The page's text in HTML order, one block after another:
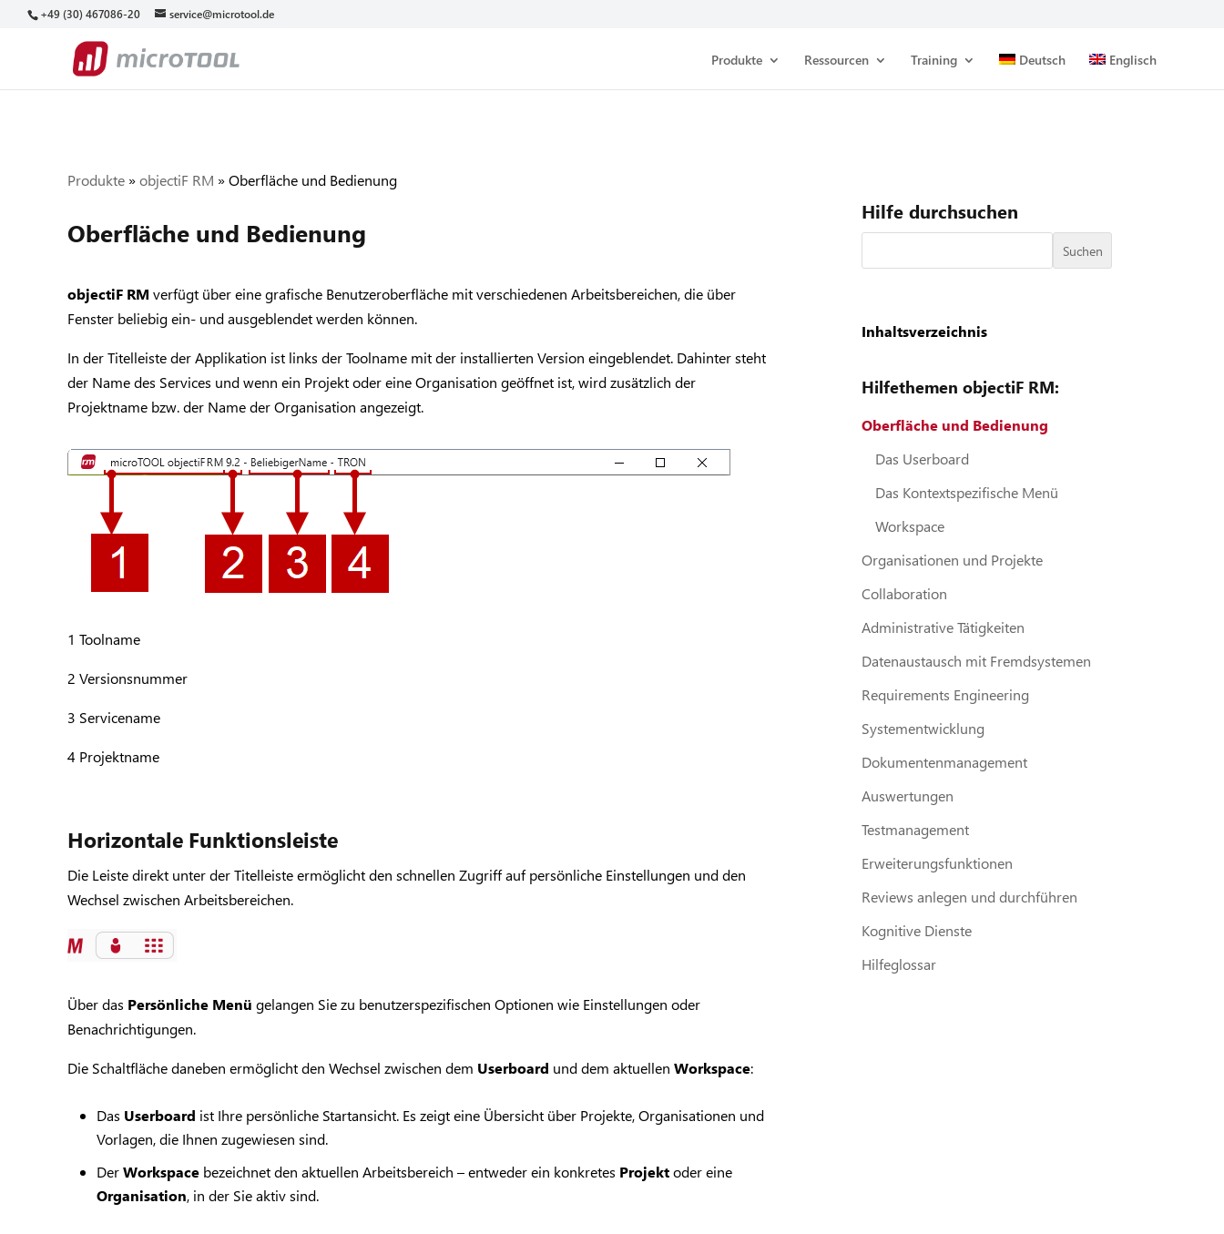
+49 (30) 467086-20 service@microtool.de
Produkte Ressourcen Training Deutsch Englisch
Produkte»objectiF RM »Oberfläche und Bedienung
Oberfläche und Bedienung
objectiF RM verfügt über eine grafische Benutzeroberfläche mit verschiedenen Arbeitsbereichen, die über
Fenster beliebig ein- und ausgeblendet werden können.
In der Titelleiste der Applikation ist links der Toolname mit der installierten Version eingeblendet. Dahinter steht
der Name des Services und wenn ein Projekt oder eine Organisation geöffnet ist, wird zusätzlich der
Projektname bzw. der Name der Organisation angezeigt.
1 Toolname
2 Versionsnummer
3 Servicename
4 Projektname
Horizontale Funktionsleiste
Die Leiste direkt unter der Titelleiste ermöglicht den schnellen Zugriff auf persönliche Einstellungen und den
Wechsel zwischen Arbeitsbereichen.
Über das Persönliche Menü gelangen Sie zu benutzerspezifischen Optionen wie Einstellungen oder
Benachrichtigungen.
Die Schaltfläche daneben ermöglicht den Wechsel zwischen dem Userboard und dem aktuellen Workspace:
Das Userboard ist Ihre persönliche Startansicht. Es zeigt eine Übersicht über Projekte, Organisationen und
Vorlagen, die Ihnen zugewiesen sind.
DerWorkspacebezeichnet den aktuellen Arbeitsbereich – entweder ein konkretes Projektoder eine
Organisation, in der Sie aktiv sind.
Hilfe durchsuchen
Suchen
Inhaltsverzeichnis
Hilfethemen objectiF RM:
Oberfläche und Bedienung
Das Userboard
Das Kontextspezifische Menü
Workspace
Organisationen und Projekte
Collaboration
Administrative Tätigkeiten
Datenaustausch mit Fremdsystemen
Requirements Engineering
Systementwicklung
Dokumentenmanagement
Auswertungen
Testmanagement
Erweiterungsfunktionen
Reviews anlegen und durchführen
Kognitive Dienste
Hilfeglossar